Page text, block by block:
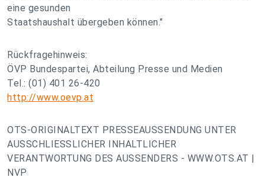
eine gesunden
Staatshaushalt übergeben können."
Rückfragehinweis:
ÖVP Bundespartei, Abteilung Presse und Medien
Tel.: (01) 401 26-420
http://www.oevp.at
OTS-ORIGINALTEXT PRESSEAUSSENDUNG UNTER
AUSSCHLIESSLICHER INHALTLICHER
VERANTWORTUNG DES AUSSENDERS - WWW.OTS.AT |
NVP